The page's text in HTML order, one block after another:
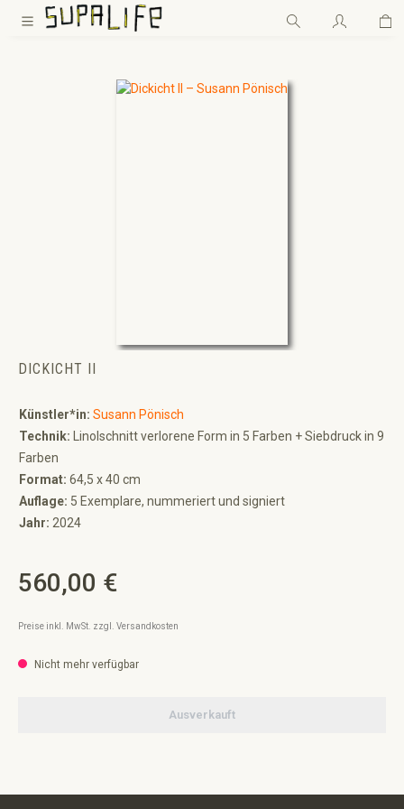
Zum Hauptinhalt springen
DICKICHT II
Künstler*in: Susann Pönisch
Technik: Linolschnitt verlorene Form in 5 Farben + Siebdruck in 9
Farben
Format: 64,5 x 40 cm
Auflage: 5 Exemplare, nummeriert und signiert
Jahr: 2024
Regulärer Preis:
560,00 €
Preise inkl. MwSt. zzgl. Versandkosten
Nicht mehr verfügbar
Ausverkauft